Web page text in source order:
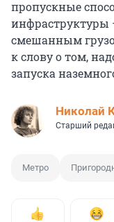
пропускные
инфраструктуры
смешанным
к слову о том,
запуска
Николай
Старший
Метро